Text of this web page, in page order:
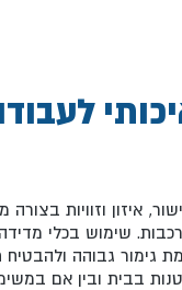
איזון וזוויות בצורה
שימוש בכלי
גימור גבוהה ולהבטיח
בבית ובין אם